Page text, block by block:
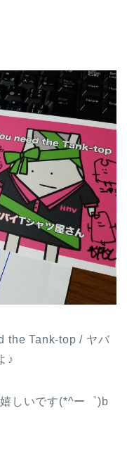
the Tank-top / ヤバ
♪
しいです(*^ー゜)b